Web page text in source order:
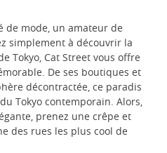
de mode, un amateur de
simplement à découvrir la
Tokyo, Cat Street vous offre
De ses boutiques et
décontractée, ce paradis
Tokyo contemporain. Alors,
prenez une crêpe et
des rues les plus cool de